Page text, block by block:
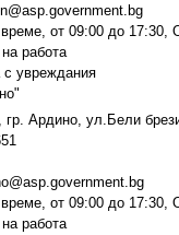
от 09:00 до
работа
с увреждания
Ардино, ул.Бели
от 09:00 до
работа